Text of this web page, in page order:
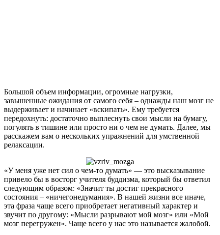
Большой объем информации, огромные нагрузки,
завышенные ожидания от самого себя – однажды наш мозг не
выдерживает и начинает «вскипать». Ему требуется
передохнуть: достаточно выплеснуть свои мысли на бумагу,
погулять в тишине или просто ни о чем не думать. Далее, мы
расскажем вам о нескольких упражнений для умственной
релаксации.
«У меня уже нет сил о чем-то думать» — это высказывание
привело бы в восторг учителя буддизма, который бы ответил
следующим образом: «Значит ты достиг прекрасного
состояния – «ничегонедумания». В нашей жизни все иначе,
эта фраза чаще всего приобретает негативный характер и
звучит по другому: «Мысли разрывают мой мозг» или «Мой
мозг перегружен». Чаще всего у нас это называется жалобой.